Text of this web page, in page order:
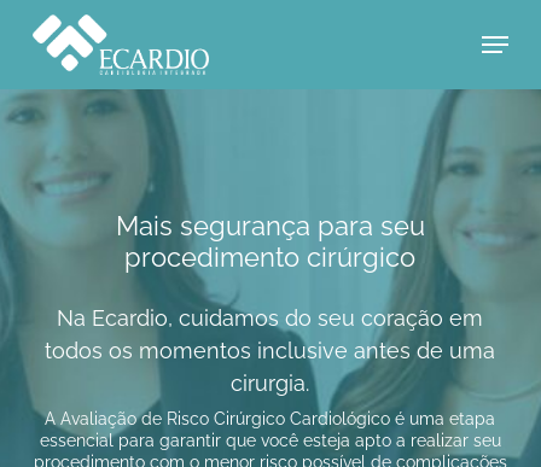
Menu
Mais segurança para seu
procedimento cirúrgico
Na Ecardio, cuidamos do seu coração em
todos os momentos inclusive antes de uma
cirurgia.
A Avaliação de Risco Cirúrgico Cardiológico é uma etapa
essencial para garantir que você esteja apto a realizar seu
procedimento com o menor risco possível de complicações